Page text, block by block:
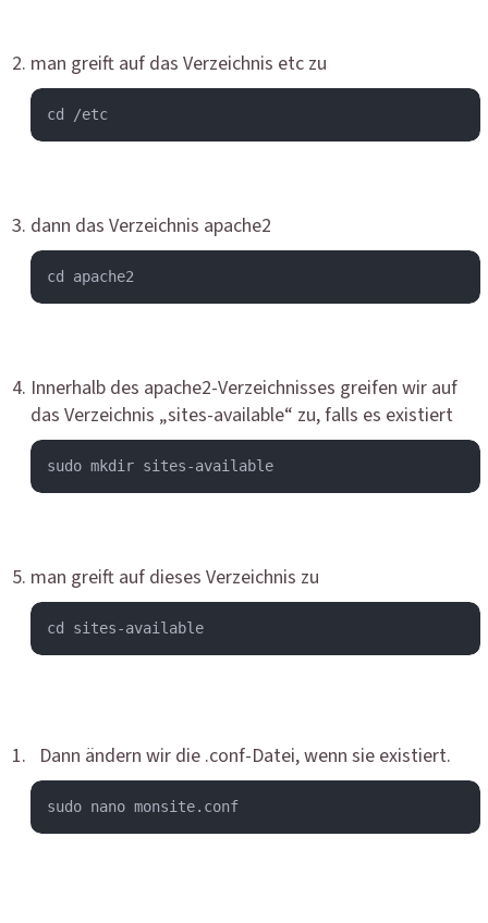
man greift auf das Verzeichnis etc zu
cd /etc
dann das Verzeichnis apache2
cd apache2
Innerhalb des apache2-Verzeichnisses greifen wir auf
das Verzeichnis „sites-available“ zu, falls es existiert
sudo mkdir sites-available
man greift auf dieses Verzeichnis zu
cd sites-available
Dann ändern wir die .conf-Datei, wenn sie existiert.
sudo nano monsite.conf